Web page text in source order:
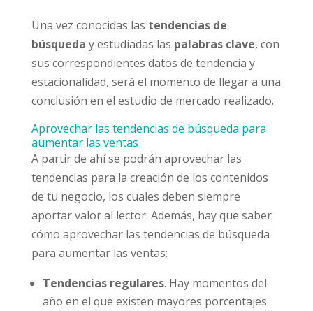
Una vez conocidas las tendencias de
búsqueda y estudiadas las palabras clave, con
sus correspondientes datos de tendencia y
estacionalidad, será el momento de llegar a una
conclusión en el estudio de mercado realizado.
Aprovechar las tendencias de búsqueda para
aumentar las ventas
A partir de ahí se podrán aprovechar las
tendencias para la creación de los contenidos
de tu negocio, los cuales deben siempre
aportar valor al lector. Además, hay que saber
cómo aprovechar las tendencias de búsqueda
para aumentar las ventas:
Tendencias regulares. Hay momentos del
año en el que existen mayores porcentajes